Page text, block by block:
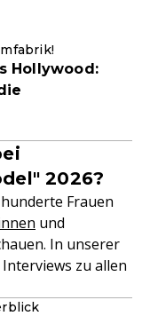
Hollywood:
2026?
Frauen
und
In unserer
zu allen